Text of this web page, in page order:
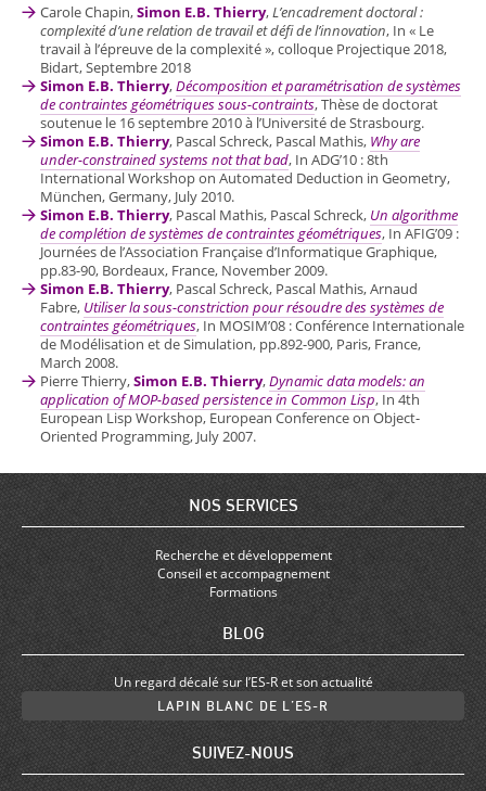
Carole Chapin,Simon E.B. Thierry,L’encadrement doctoral :
complexité d’une relation de travail et défi de l’innovation, In « Le
travail à l’épreuve de la complexité », colloque Projectique 2018,
Bidart, Septembre 2018
Simon E.B. Thierry,Décomposition et paramétrisation de systèmes
de contraintes géométriques sous-contraints, Thèse de doctorat
soutenue le 16 septembre 2010 à l’Université de Strasbourg.
Simon E.B. Thierry, Pascal Schreck, Pascal Mathis, Why are
under-constrained systems not that bad, In ADG’10 : 8th
International Workshop on Automated Deduction in Geometry,
München, Germany, July 2010.
Simon E.B. Thierry, Pascal Mathis, Pascal Schreck, Un algorithme
de complétion de systèmes de contraintes géométriques, In AFIG’09 :
Journées de l’Association Française d’Informatique Graphique,
pp.83-90, Bordeaux, France, November 2009.
Simon E.B. Thierry, Pascal Schreck, Pascal Mathis, Arnaud
Fabre, Utiliser la sous-constriction pour résoudre des systèmes de
contraintes géométriques, In MOSIM’08 : Conférence Internationale
de Modélisation et de Simulation, pp.892-900, Paris, France,
March 2008.
Pierre Thierry,Simon E.B. Thierry,Dynamic data models: an
application of MOP-based persistence in Common Lisp, In 4th
European Lisp Workshop, European Conference on Object-
Oriented Programming, July 2007.
NOS SERVICES
Recherche et développement
Conseil et accompagnement
Formations
BLOG
Un regard décalé sur l’ES-R et son actualité
LAPIN BLANC DE L’ES-R
SUIVEZ-NOUS